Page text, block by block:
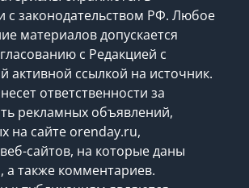
с законодательством РФ. Любое
материалов допускается
с Редакцией с
активной ссылкой на источник.
ответственности за
рекламных объявлений,
на сайте orenday.ru,
сайтов, на которые даны
а также комментариев.